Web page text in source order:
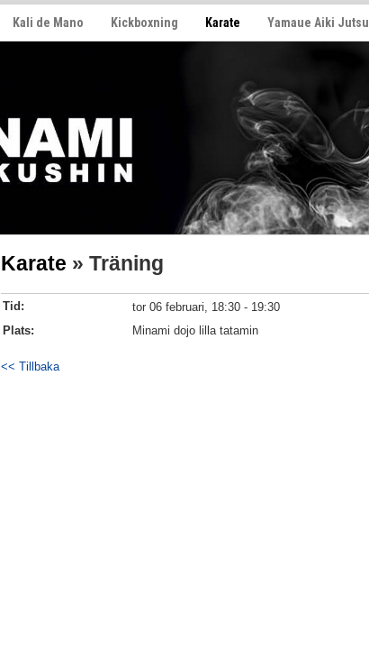
Kali de Mano Kickboxning Karate Yamaue Aiki Jutsu
Karate » Träning
Tid:
tor 06 februari, 18:30 - 19:30
Plats:
Minami dojo lilla tatamin
<< Tillbaka